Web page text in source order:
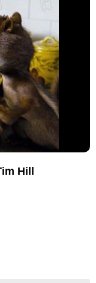
Hill